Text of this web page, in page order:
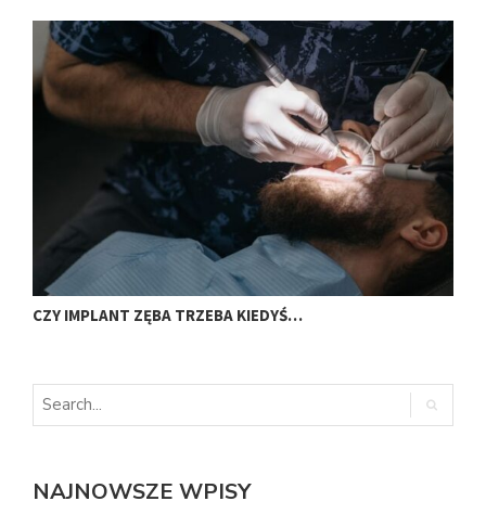
CZY IMPLANT ZĘBA TRZEBA KIEDYŚ…
NAJNOWSZE WPISY